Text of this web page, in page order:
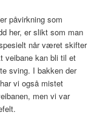
påvirkning som
her, er slikt som man
når været skifter
veibane kan bli til et
sving. I bakken der
vi også mistet
men vi var